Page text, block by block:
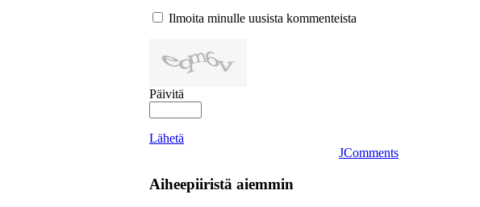
Ilmoita minulle uusista kommenteista
Päivitä
Lähetä
JComments
Aiheepiiristä aiemmin